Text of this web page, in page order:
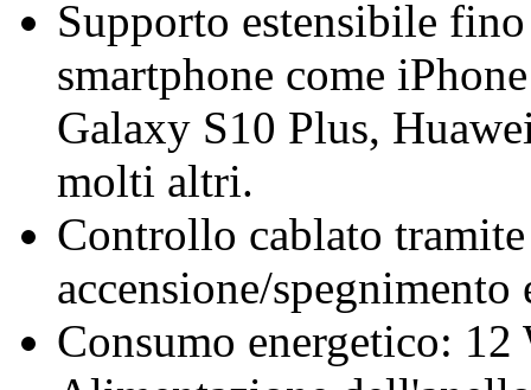
Supporto estensibile
smartphone come
Galaxy S10 Plus,
molti altri.
Controllo cablato
accensione/
Consumo energetico: 12